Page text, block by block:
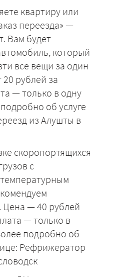
квартиру или
переезда» —
Вам будет
который
все вещи за один
рублей за
— только в одну
об услуге
из Алушты в
скоропортящихся
с
— 40 рублей
— только в
подробно об
Рефрижератор